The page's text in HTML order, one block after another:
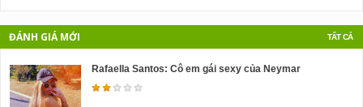
TẤT CẢ
ĐÁNH GIÁ MỚI
Rafaella Santos: Cô em gái sexy của Neymar